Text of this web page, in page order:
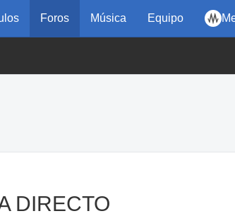
Foros Música Equipo
DIRECTO